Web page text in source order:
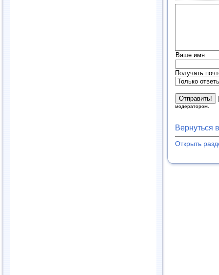
Ваше имя
Получать
модератором.
Вернуться
Открыть